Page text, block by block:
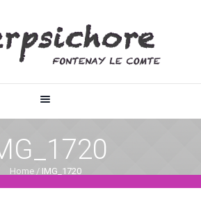
Home / IMG_1720